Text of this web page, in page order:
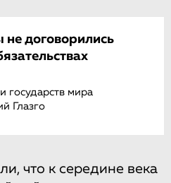
договорились
государств мира
Глазго
что к середине века